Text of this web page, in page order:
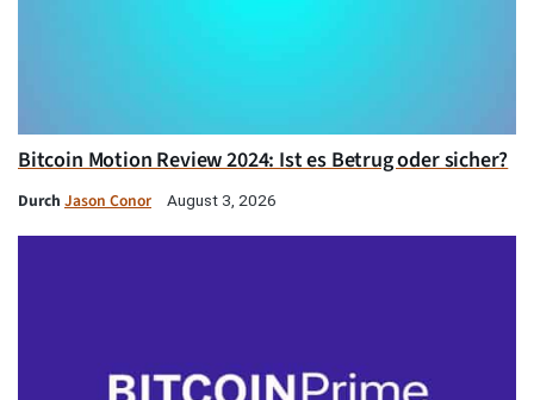
Bitcoin Motion Review 2024: Ist es Betrug oder sicher?
Durch Jason Conor August 3, 2026